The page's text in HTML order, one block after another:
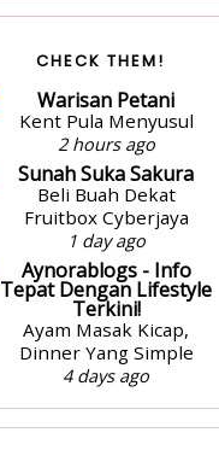
Kebajikan Sekolah
Penyampaian Hadiah
1 week ago
surayooo
Seikhlas Kasih Ahmad
Nanas by Izzraff
3 weeks ago
VANILLA FREAK
Long Weekend
2 months ago
Jari Jemari Menari
Ulasan Buku- Atas
Lantai Bumi by Liza Nur
2 months ago
Ms Fariha
Koleksi Buku untuk
Tahun 2025
CHECK THEM!
Warisan Petani
Kent Pula Menyusul
2 hours ago
Sunah Suka Sakura
Beli Buah Dekat
Fruitbox Cyberjaya
1 day ago
Aynorablogs - Info
Tepat Dengan Lifestyle
Terkini!
Ayam Masak Kicap,
Dinner Yang Simple
4 days ago
nadiajamhari.com
Masak-masak with me: